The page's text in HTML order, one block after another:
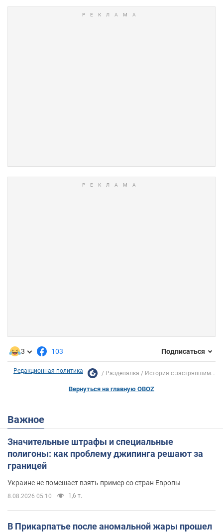
3 103 Подписаться
Редакционная политика Раздевалка История с застрявшим...
Вернуться на главную OBOZ
Важное
Значительные штрафы и специальные
полигоны: как проблему джипинга решают за
границей
Украине не помешает взять пример со стран Европы
8.08.2026 05:10 1,6 т.
В Прикарпатье после аномальной жары прошел